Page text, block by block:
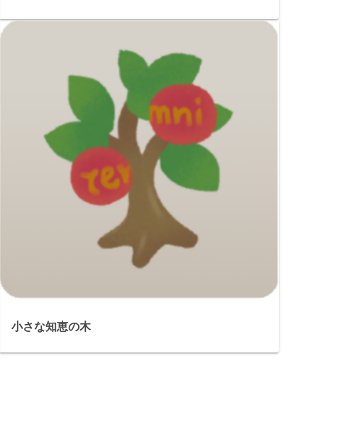
小さな知恵の木